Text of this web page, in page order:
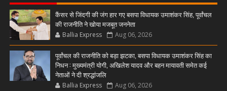
कैंसर से जिंदगी की जंग हार गए बसपा विधायक उमाशंकर सिंह, पूर्वांचल
की राजनीति ने खोया मजबूत जननेता
Ballia Express Aug 06, 2026
पूर्वांचल की राजनीति को बड़ा झटका, बसपा विधायक उमाशंकर सिंह का
निधन : मुख्यमंत्री योगी, अखिलेश यादव और बहन मायावती समेत कई
नेताओं ने दी श्रद्धांजलि
Ballia Express Aug 06, 2026